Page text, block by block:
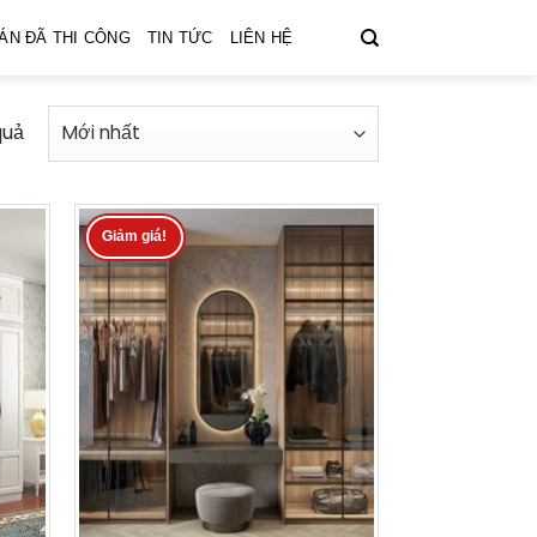
ĐÃ THI CÔNG TIN TỨC LIÊN HỆ
Giảm giá!